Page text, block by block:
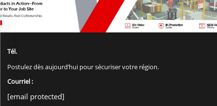
Tél.
Postulez dès aujourd’hui pour sécuriser votre région.
Courriel :
[email protected]